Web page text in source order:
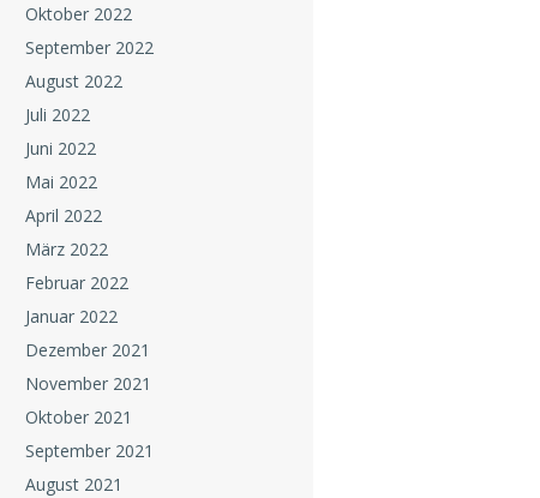
Oktober 2022
September 2022
August 2022
Juli 2022
Juni 2022
Mai 2022
April 2022
März 2022
Februar 2022
Januar 2022
Dezember 2021
November 2021
Oktober 2021
September 2021
August 2021